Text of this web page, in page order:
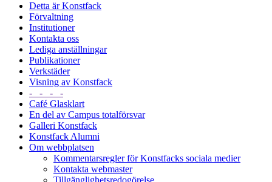
Detta är Konstfack
Förvaltning
Institutioner
Kontakta oss
Lediga anställningar
Publikationer
Verkstäder
Visning av Konstfack
- - - -
Café Glasklart
En del av Campus totalförsvar
Galleri Konstfack
Konstfack Alumni
Om webbplatsen
Kommentarsregler för Konstfacks sociala medier
Kontakta webmaster
Tillgänglighetsredogörelse